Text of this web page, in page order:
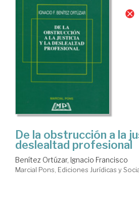
De la obstrucción a la
deslealtad profesional
Benítez Ortúzar, Ignacio Francisco
Marcial Pons, Ediciones Jurídicas y